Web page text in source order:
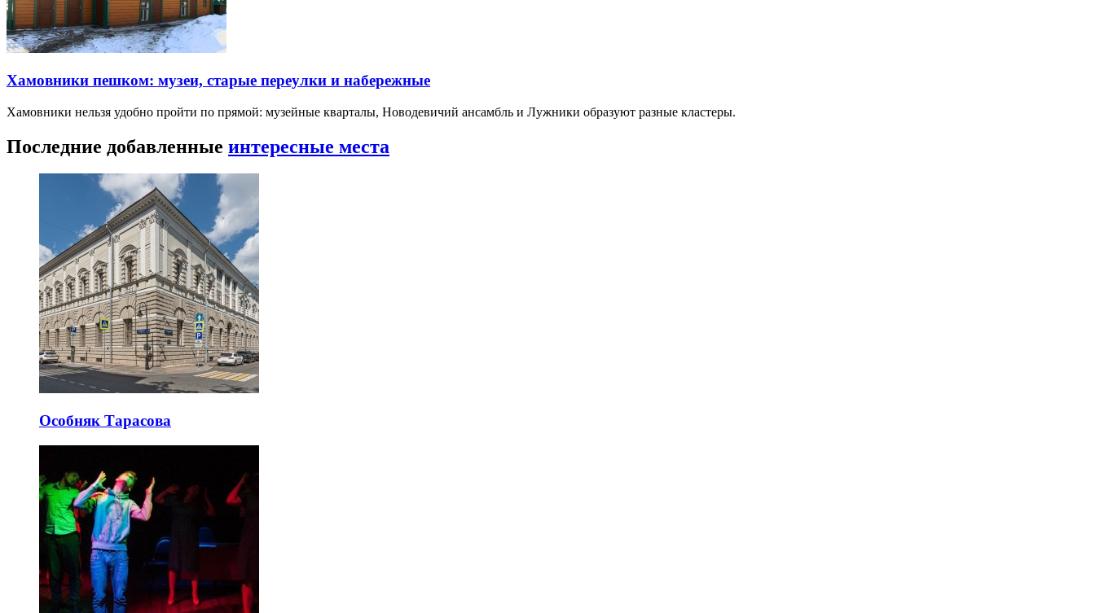
Хамовники пешком: музеи, старые переулки и набережные
Хамовники нельзя удобно пройти по прямой: музейные кварталы, Новодевичий ансамбль и Лужники образуют разные кластеры.
Последние добавленные интересные места
Особняк Тарасова